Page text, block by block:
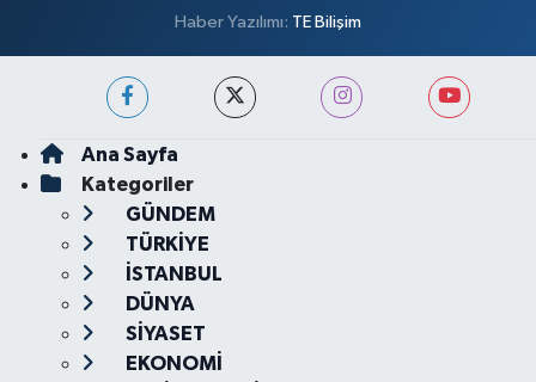
Haber Yazılımı: TE Bilişim
Ana Sayfa
Kategoriler
GÜNDEM
TÜRKİYE
İSTANBUL
DÜNYA
SİYASET
EKONOMİ